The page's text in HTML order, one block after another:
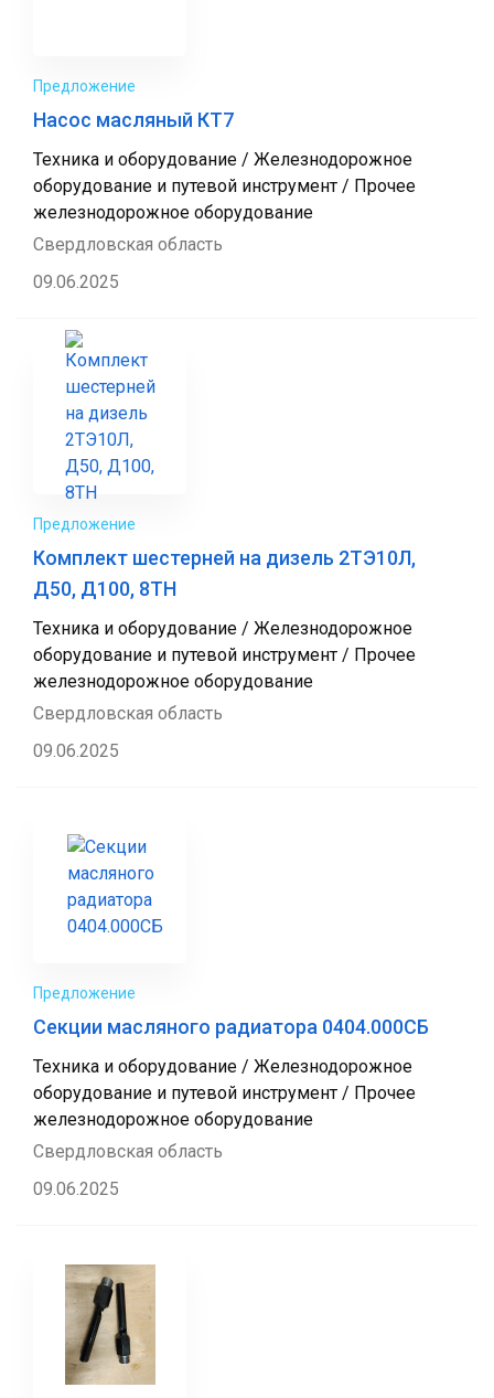
Предложение
Насос масляный КТ7
Техника и оборудование / Железнодорожное
оборудование и путевой инструмент / Прочее
железнодорожное оборудование
Свердловская область
09.06.2025
Предложение
Комплект шестерней на дизель 2ТЭ10Л,
Д50, Д100, 8ТН
Техника и оборудование / Железнодорожное
оборудование и путевой инструмент / Прочее
железнодорожное оборудование
Свердловская область
09.06.2025
Предложение
Секции масляного радиатора 0404.000СБ
Техника и оборудование / Железнодорожное
оборудование и путевой инструмент / Прочее
железнодорожное оборудование
Свердловская область
09.06.2025